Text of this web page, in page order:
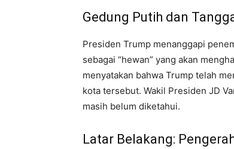
Gedung Putih dan
Presiden Trump menanggapi
sebagai “hewan” yang akan
menyatakan bahwa Trump telah
kota tersebut. Wakil Presiden JD
masih belum diketahui.
Latar Belakang: